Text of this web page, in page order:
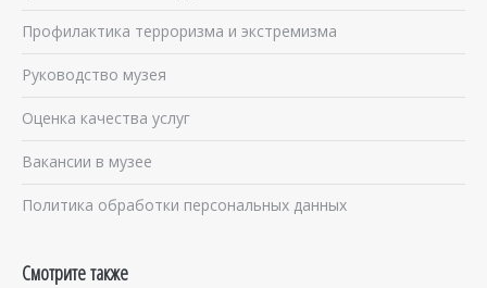
Профилактика терроризма и экстремизма
Руководство музея
Оценка качества услуг
Вакансии в музее
Политика обработки персональных данных
Смотрите также